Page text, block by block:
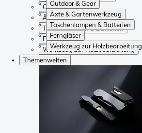
Outdoor & Gear
Äxte & Gartenwerkzeug
Taschenlampen & Batterien
Ferngläser
Werkzeug zur Holzbearbeitung
Outdoor & Gear
Äxte & Gartenwerkzeug
Taschenlampen & Batterien
Ferngläser
Werkzeug zur Holzbearbeitung
Themenwelten